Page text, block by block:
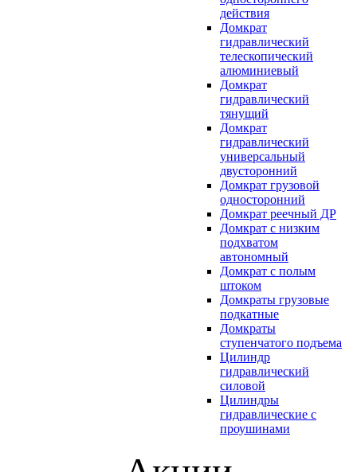
действия
Домкрат
гидравлический
телескопический
алюминиевый
Домкрат
гидравлический
тянущий
Домкрат
гидравлический
универсальный
двусторонний
Домкрат грузовой
односторонний
Домкрат реечный ДР
Домкрат с низким
подхватом
автономный
Домкрат с полым
штоком
Домкраты грузовые
подкатные
Домкраты
ступенчатого подъема
Цилиндр
гидравлический
силовой
Цилиндры
гидравлические с
проушинами